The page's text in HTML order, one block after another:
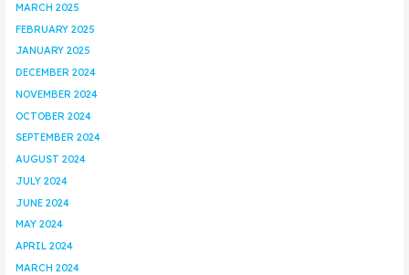
MARCH 2025
FEBRUARY 2025
JANUARY 2025
DECEMBER 2024
NOVEMBER 2024
OCTOBER 2024
SEPTEMBER 2024
AUGUST 2024
JULY 2024
JUNE 2024
MAY 2024
APRIL 2024
MARCH 2024